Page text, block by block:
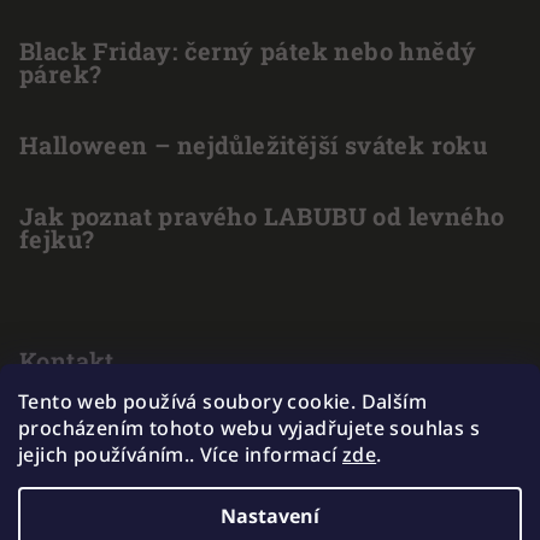
Tento web používá soubory cookie. Dalším
procházením tohoto webu vyjadřujete souhlas s
jejich používáním.. Více informacízde.
Nastavení
Black Friday: černý pátek nebo hnědý
párek?
Halloween – nejdůležitější svátek roku
Jak poznat pravého LABUBU od levného
fejku?
Kontakt
info@ outlet-hracek.cz
775 211 969